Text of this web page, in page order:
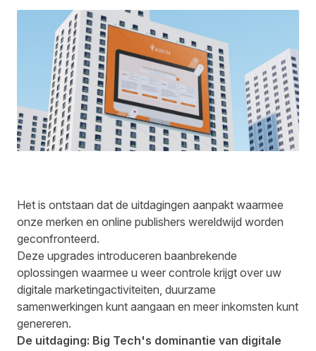
Het is ontstaan dat de uitdagingen aanpakt waarmee
onze merken en online publishers wereldwijd worden
geconfronteerd.
Deze upgrades introduceren baanbrekende
oplossingen waarmee u weer controle krijgt over uw
digitale marketingactiviteiten, duurzame
samenwerkingen kunt aangaan en meer inkomsten kunt
genereren.
De uitdaging: Big Tech's dominantie van digitale